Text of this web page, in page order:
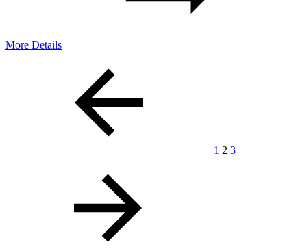
More Details
1 2 3